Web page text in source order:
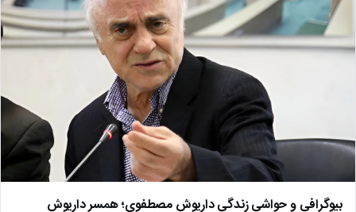
بیوگرافی و حواشی زندگی داریوش مصطفوی؛ همسر داریوش